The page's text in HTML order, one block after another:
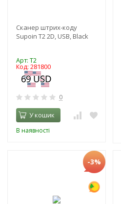
Сканер штрих-коду
Supoin T2 2D, USB, Black
Арт: T2
Код: 281800
0
У кошик
В наявності
-3%